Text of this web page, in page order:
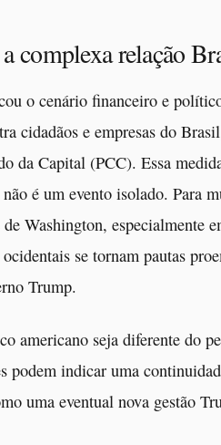
a complexa relação
o cenário financeiro e
cidadãos e empresas do
da Capital (PCC). Essa
é um evento isolado. Para
Washington, especialmente
se tornam pautas
Trump.
americano seja diferente do
podem indicar uma
uma eventual nova gestão